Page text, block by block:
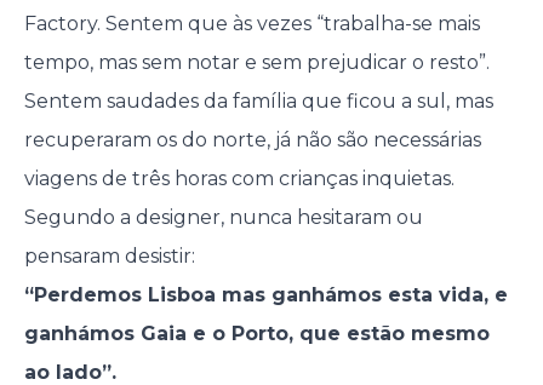
Factory. Sentem que às vezes “trabalha-se mais
tempo, mas sem notar e sem prejudicar o resto”.
Sentem saudades da família que ficou a sul, mas
recuperaram os do norte, já não são necessárias
viagens de três horas com crianças inquietas.
Segundo a designer, nunca hesitaram ou
pensaram desistir:
“Perdemos Lisboa mas ganhámos esta vida, e
ganhámos Gaia e o Porto, que estão mesmo
ao lado”.